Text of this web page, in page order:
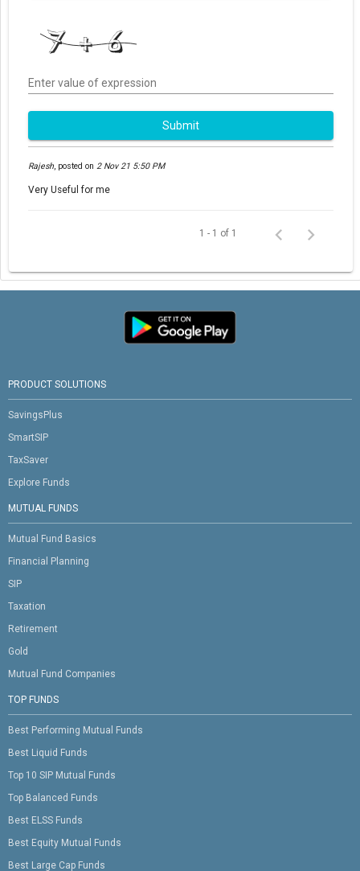
Enter value of expression
Submit
Rajesh posted on 2 Nov 21 5:50 PM
Very Useful for me
1 - 1 of 1
PRODUCT SOLUTIONS
SavingsPlus
SmartSIP
TaxSaver
Explore Funds
MUTUAL FUNDS
Mutual Fund Basics
Financial Planning
SIP
Taxation
Retirement
Gold
Mutual Fund Companies
TOP FUNDS
Best Performing Mutual Funds
Best Liquid Funds
Top 10 SIP Mutual Funds
Top Balanced Funds
Best ELSS Funds
Best Equity Mutual Funds
Best Large Cap Funds